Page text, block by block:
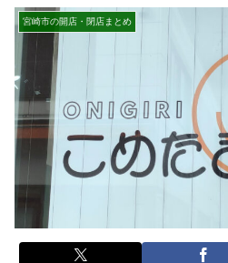
宮崎市の開店・閉店まとめ